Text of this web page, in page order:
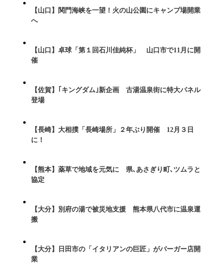
【山口】関門海峡を一望！火の山公園にキャンプ場開業
へ
【山口】卓球「第１回石川佳純杯」 山口市で11月に開
催
【佐賀】｢キングダム｣新企画 古湯温泉街に特大パネル
登場
【長崎】大相撲「長崎場所」２年ぶり開催 12月３日
に！
【熊本】薬草で地域を元気に 県､あさぎり町､ツムラと
協定
【大分】別府の湯で被災地支援 熊本県八代市に温泉運
搬
【大分】日田市の「イタリアンの巨匠」がバーガー店開
業